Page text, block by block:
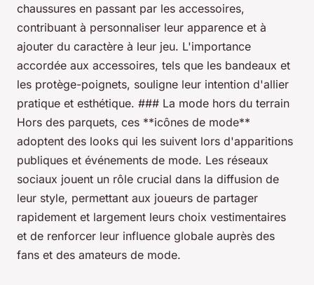
chaussures en passant par les accessoires,
contribuant à personnaliser leur apparence et à
ajouter du caractère à leur jeu. L'importance
accordée aux accessoires, tels que les bandeaux et
les protège-poignets, souligne leur intention d'allier
pratique et esthétique. ### La mode hors du terrain
Hors des parquets, ces **icônes de mode**
adoptent des looks qui les suivent lors d'apparitions
publiques et événements de mode. Les réseaux
sociaux jouent un rôle crucial dans la diffusion de
leur style, permettant aux joueurs de partager
rapidement et largement leurs choix vestimentaires
et de renforcer leur influence globale auprès des
fans et des amateurs de mode.